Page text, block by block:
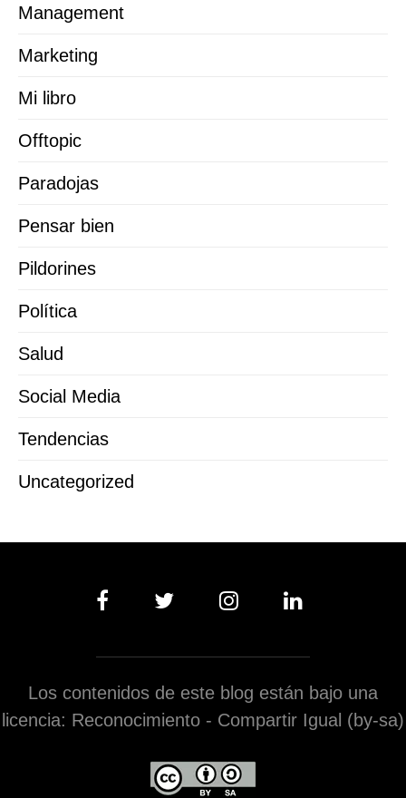
Management
Marketing
Mi libro
Offtopic
Paradojas
Pensar bien
Pildorines
Política
Salud
Social Media
Tendencias
Uncategorized
Los contenidos de este blog están bajo una
licencia: Reconocimiento - Compartir Igual (by-sa)